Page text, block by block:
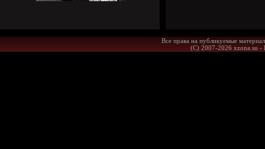
Все права на публикуемые
(С) 2007-2026 xzona.su -